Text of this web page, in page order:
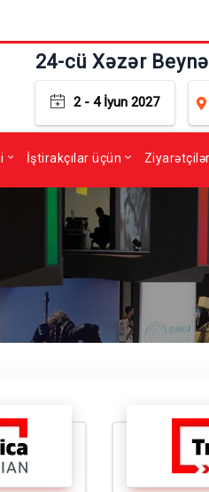
24-cü Xəzər
2 - 4 İyun 2027
İştirakçılar üçün